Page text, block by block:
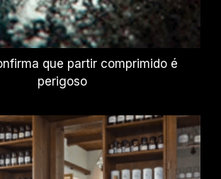
que partir comprimido é
perigoso